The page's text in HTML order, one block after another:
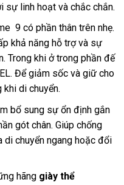
sự linh hoạt và chắc chắn.
9 có phần thân trên nhẹ.
khả năng hỗ trợ và sự
Trong khi ở trong phần đế
Để giảm sốc và giữ cho
di chuyển.
bổ sung sự ổn định gắn
gót chân. Giúp chống
di chuyển ngang hoặc đổi
hãng giày thể